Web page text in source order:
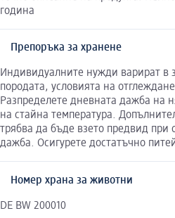
година
Препоръка за хранене
Индивидуалните нужди варират в
породата, условията на
Разпределете дневната дажба на
на стайна температура.
трябва да бъде взето предвид при
дажба. Осигурете достатъчно
Номер храна за животни
DE BW 200010